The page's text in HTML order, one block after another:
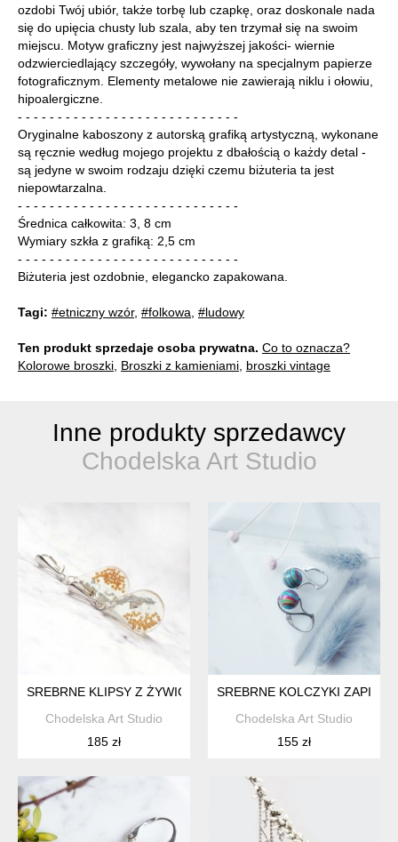
ozdobi Twój ubiór, także torbę lub czapkę, oraz doskonale nada
się do upięcia chusty lub szala, aby ten trzymał się na swoim
miejscu. Motyw graficzny jest najwyższej jakości- wiernie
odzwierciedlający szczegóły, wywołany na specjalnym papierze
fotograficznym. Elementy metalowe nie zawierają niklu i ołowiu,
hipoalergiczne.
- - - - - - - - - - - - - - - - - - - - - - - - - - - -
Oryginalne kaboszony z autorską grafiką artystyczną, wykonane
są ręcznie według mojego projektu z dbałością o każdy detal -
są jedyne w swoim rodzaju dzięki czemu biżuteria ta jest
niepowtarzalna.
- - - - - - - - - - - - - - - - - - - - - - - - - - - -
Średnica całkowita: 3, 8 cm
Wymiary szkła z grafiką: 2,5 cm
- - - - - - - - - - - - - - - - - - - - - - - - - - - -
Biżuteria jest ozdobnie, elegancko zapakowana.
Tagi: #etniczny wzór, #folkowa #ludowy
Ten produkt sprzedaje osoba prywatna. Co to oznacza?
Kolorowe broszki Broszki z kamieniami broszki vintage
Inne produkty sprzedawcy
Chodelska Art Studio
SREBRNE KLIPSY Z ŻYWICĄ
Chodelska Art Studio
185 zł
SREBRNE KOLCZYKI
Chodelska Art Studio
155 zł